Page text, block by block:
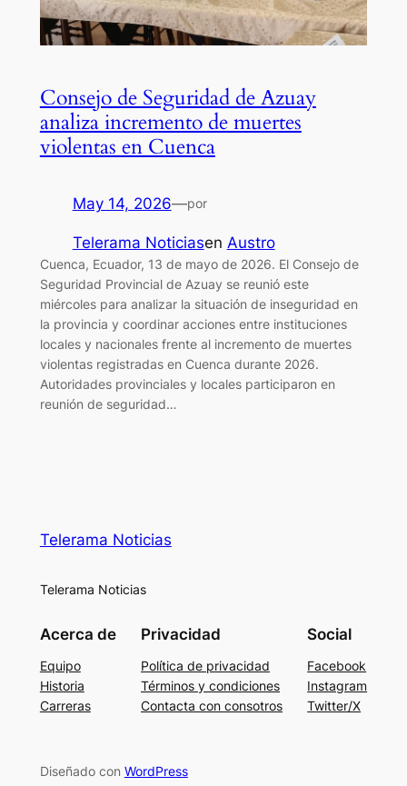
Consejo de Seguridad de Azuay
analiza incremento de muertes
violentas en Cuenca
May 14, 2026—por
Telerama Noticiasen Austro
Cuenca, Ecuador, 13 de mayo de 2026. El Consejo de
Seguridad Provincial de Azuay se reunió este
miércoles para analizar la situación de inseguridad en
la provincia y coordinar acciones entre instituciones
locales y nacionales frente al incremento de muertes
violentas registradas en Cuenca durante 2026.
Autoridades provinciales y locales participaron en
reunión de seguridad…
Telerama Noticias
Telerama Noticias
Acerca de
Equipo
Historia
Carreras
Privacidad
Política de privacidad
Términos y condiciones
Contacta con consotros
Social
Facebook
Instagram
Twitter/X
Diseñado con WordPress